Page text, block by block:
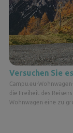
Versuchen Sie
Campu.eu-
die Freiheit des
Wohnwagen eine zu